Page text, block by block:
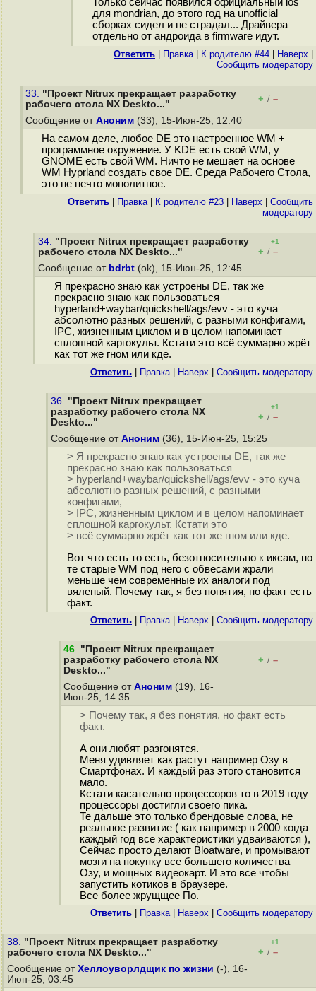
Только сейчас появился официальный los
для mondrian, до этого год на unofficial
сборках сидел и не страдал... Драйвера
отдельно от андроида в firmware идут.
Ответить Правка| К родителю #44 Наверх
Cообщить модератору
33. "Проект Nitrux прекращает разработку
рабочего стола NX Deskto..."
+ / –
Сообщение от Аноним (33), 15-Июн-25, 12:40
На самом деле, любое DE это настроенное WM +
программное окружение. У KDE есть свой WM, у
GNOME есть свой WM. Ничто не мешает на основе
WM Hyprland создать свое DE. Среда Рабочего Стола,
это не нечто монолитное.
Ответить Правка| К родителю #23 Наверх
Cообщить
модератору
34. "Проект Nitrux прекращает разработку
рабочего стола NX Deskto..."
+1
+ / –
Сообщение от bdrbt (ok), 15-Июн-25, 12:45
Я прекрасно знаю как устроены DE, так же
прекрасно знаю как пользоваться
hyperland+waybar/quickshell/ags/evv - это куча
абсолютно разных решений, с разными конфигами,
IPC, жизненным циклом и в целом напоминает
сплошной каргокульт. Кстати это всё суммарно жрёт
как тот же гном или кде.
Ответить Правка| Наверх Cообщить модератору
36. "Проект Nitrux прекращает
разработку рабочего стола NX
Deskto..."
+1
+ / –
Сообщение от Аноним (36), 15-Июн-25, 15:25
> Я прекрасно знаю как устроены DE, так же
прекрасно знаю как пользоваться
> hyperland+waybar/quickshell/ags/evv - это куча
абсолютно разных решений, с разными
конфигами,
> IPC, жизненным циклом и в целом напоминает
сплошной каргокульт. Кстати это
> всё суммарно жрёт как тот же гном или кде.
Вот что есть то есть, безотносительно к иксам, но
те старые WM под него с обвесами жрали
меньше чем современные их аналоги под
вяленый. Почему так, я без понятия, но факт есть
факт.
Ответить Правка| Наверх Cообщить модератору
46. "Проект Nitrux прекращает
разработку рабочего стола NX
Deskto..."
+ / –
Сообщение от Аноним (19), 16-
Июн-25, 14:35
> Почему так, я без понятия, но факт есть
факт.
А они любят разгонятся.
Меня удивляет как растут например Озу в
Смартфонах. И каждый раз этого становится
мало.
Кстати касательно процессоров то в 2019 году
процессоры достигли своего пика.
Те дальше это только брендовые слова, не
реальное развитие ( как например в 2000 когда
каждый год все характеристики удваиваются ),
Сейчас просто делают Bloatware, и промывают
мозги на покупку все большего количества
Озу, и мощных видеокарт. И это все чтобы
запустить котиков в браузере.
Все более жрущщее По.
Ответить Правка| Наверх Cообщить модератору
38. "Проект Nitrux прекращает разработку
рабочего стола NX Deskto..."
+1
+ / –
Сообщение от Хеллоуворлдщик по жизни (-), 16-
Июн-25, 03:45